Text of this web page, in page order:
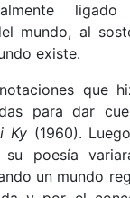
mundo, al
existe.
que
para dar
Ky (1960).
poesía
un mundo